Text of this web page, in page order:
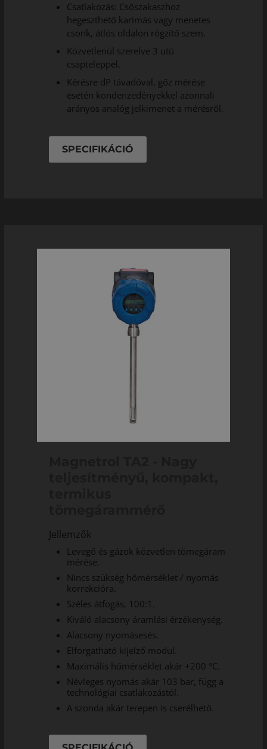
Csatlakozás: Csőszakaszhoz
hegeszthető karimás vagy menetes
csonk, átlós oldalon rögzítő szem.
Közvetlenül szerelve 3 utú
csapteleppel.
Kérésre dP távadóval, gőz mérése
esetén kondenzedényekkel azonnali
arányos analóg jelkimenet a mérésről.
SPECIFIKÁCIÓ
Jellemzők
Levegő és gázok közvetlen tömegáram
mérése.
Nincs szükség hőmérséklet / nyomás
korrekcióra.
Széles átfogás, 100:1.
Kiváló alacsony áramlási érzékenység.
Alacsony nyomásesés.
Elforgatható kijelző modul.
Maximális hőmérséklet akár +200 °C.
Névleges nyomás akár 103 bar, függ a
technológiai csatlakozástól.
A szonda akár terepen is cserélhető.